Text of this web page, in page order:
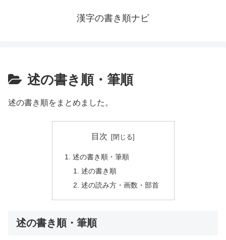
漢字の書き順ナビ
述の書き順・筆順
述の書き順をまとめました。
目次
述の書き順・筆順
述の書き順
述の読み方・画数・部首
述の書き順・筆順